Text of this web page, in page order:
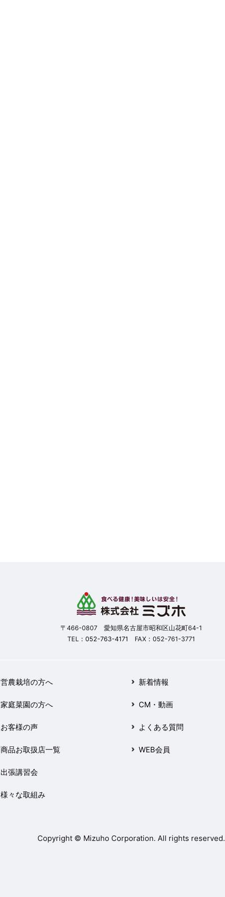
〒466-0807 愛知県名古屋市昭和区山花町64-1
TEL： 052-763-4171 FAX：052-761-3771
営農栽培の方へ
家庭菜園の方へ
お客様の声
商品お取扱店一覧
出張講習会
様々な取組み
新着情報
CM・動画
よくある質問
WEB会員
Copyright © Mizuho Corporation. All rights reserved.